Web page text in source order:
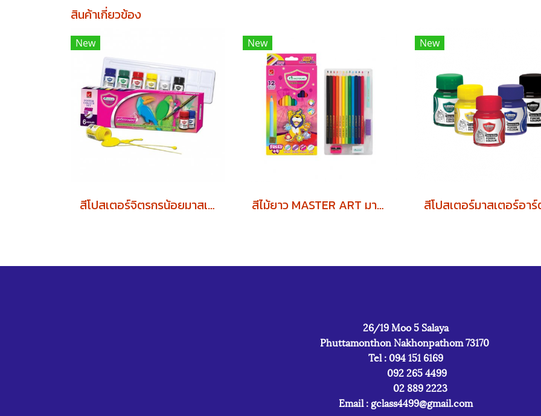
สินค้าเกี่ยวข้อง
New
สีโปสเตอร์จิตรกรน้อยมาสเตอร์อาร์ต 6สี (1โหล)
New
สีไม้ยาว MASTER ART มาสเตอร์อาร์ต 12สี
New
26/19 Moo 5 Salaya
Phuttamonthon Nakhonpathom 73170
Tel : 094 151 6169
092 265 4499
02 889 2223
Email : gclass4499@gmail.com